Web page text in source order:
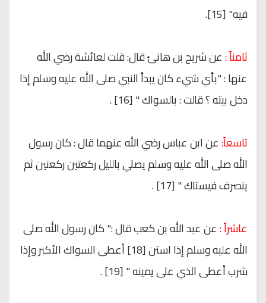
فيه" [15].
ثامناً :عن شريح بن هانئ قال: قلت لعائشة رضي الله
عنها : "بأي شيء كان يبدأ النبي صلى الله عليه وسلم إذا
دخل بيته ؟ قالت : بالسواك " [16] .
تاسعاً:عن ابن عباس رضي الله عنهما قال : كان رسول
الله صلى الله عليه وسلم يصلي بالليل ركعتين ركعتين ثم
ينصرف فيستاك " [17] .
عاشراً :عن عبد الله بن كعب قال :" كان رسول الله صلى
الله عليه وسلم إذا استن [18] أعطى السواك الأكبر وإذا
شرب أعطى الذي على يمينه " [19] .